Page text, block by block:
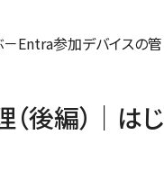
Entra参加デバイスの管
後編）｜はじ